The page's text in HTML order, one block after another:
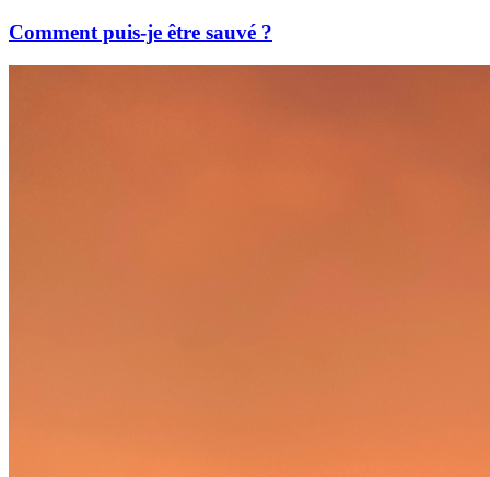
Comment puis-je être sauvé ?